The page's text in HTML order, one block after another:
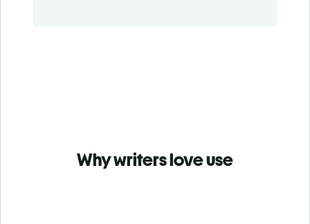
Why writers love use